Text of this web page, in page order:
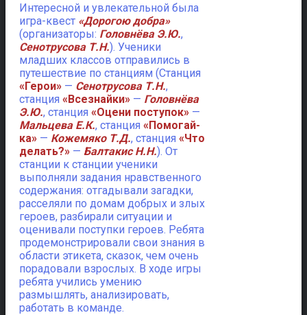
Интересной и увлекательной была
игра-квест «Дорогою добра»
(организаторы: Головнёва Э.Ю.,
Сенотрусова Т.Н.). Ученики
младших классов отправились в
путешествие по станциям (Станция
«Герои» — Сенотрусова Т.Н.,
станция «Всезнайки» — Головнёва
Э.Ю., станция «Оцени поступок» —
Мальцева Е.К., станция «Помогай-
ка» — Кожемяко Т.Д., станция «Что
делать?» — Балтакис Н.Н.). От
станции к станции ученики
выполняли задания нравственного
содержания: отгадывали загадки,
расселяли по домам добрых и злых
героев, разбирали ситуации и
оценивали поступки героев. Ребята
продемонстрировали свои знания в
области этикета, сказок, чем очень
порадовали взрослых. В ходе игры
ребята учились умению
размышлять, анализировать,
работать в команде.